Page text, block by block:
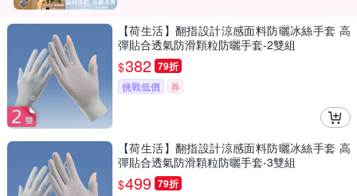
【荷生活】翻指設計涼感面料防曬冰絲手套 高
彈貼合透氣防滑顆粒防曬手套-2雙組
$382 79折
挑戰低價 券
【荷生活】翻指設計涼感面料防曬冰絲手套 高
彈貼合透氣防滑顆粒防曬手套-3雙組
$499 79折